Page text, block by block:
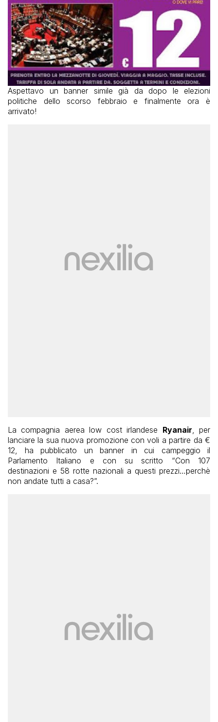
Aspettavo un banner simile già da dopo le elezioni
politiche dello scorso febbraio e finalmente ora è
arrivato!
La compagnia aerea low cost irlandese Ryanair , per
lanciare la sua nuova promozione con voli a partire da €
12, ha pubblicato un banner in cui campeggio il
Parlamento Italiano e con su scritto “Con 107
destinazioni e 58 rotte nazionali a questi prezzi…perchè
non andate tutti a casa?”.